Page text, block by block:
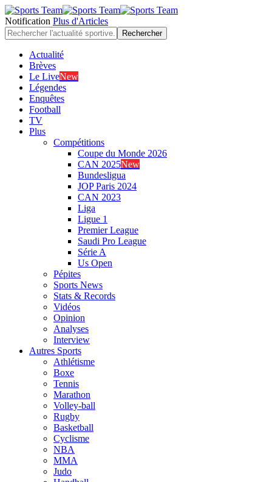
Notification Plus d'Articles
Actualité
Brèves
Le LiveNew
Légendes
Enquêtes
Football
TV
Plus
Compétitions
Coupe du Monde 2026
CAN 2025New
Bundesligua
JOP Paris 2024
CAN 2023
Liga
Ligue 1
Premier League
Saudi Pro League
Série A
Us Open
Pépites
Sports News
Stats & Records
Vidéos
Opinion
Analyses
Interview
Autres Sports
Athlétisme
Boxe
Tennis
Marathon
Volley-ball
Rugby
Basketball
Cyclisme
NBA
MMA
Judo